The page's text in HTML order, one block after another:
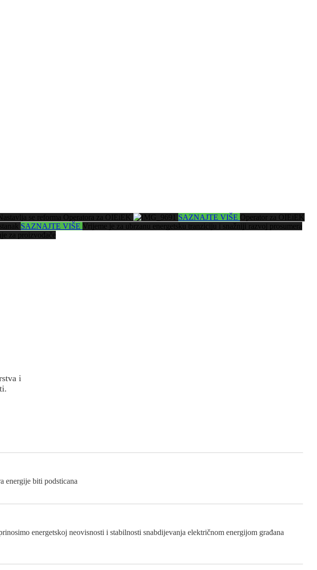
se reforma Operatora za OIEiEK SAZNAJTE VIŠE Operator za OIEiEK
SAZNAJTE VIŠE Vrijeme je za ubrzanu energetsku tranziciju i snažniji razvoj prosumera
za proizvođače
i
energije biti podsticana
energetskoj neovisnosti i stabilnosti snabdijevanja električnom energijom građana